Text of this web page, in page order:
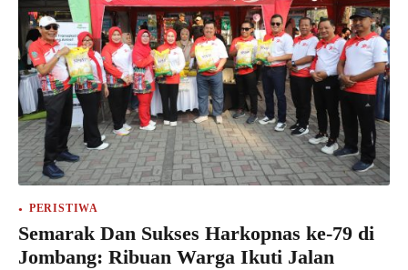
PERISTIWA
Semarak Dan Sukses Harkopnas ke-79 di
Jombang: Ribuan Warga Ikuti Jalan